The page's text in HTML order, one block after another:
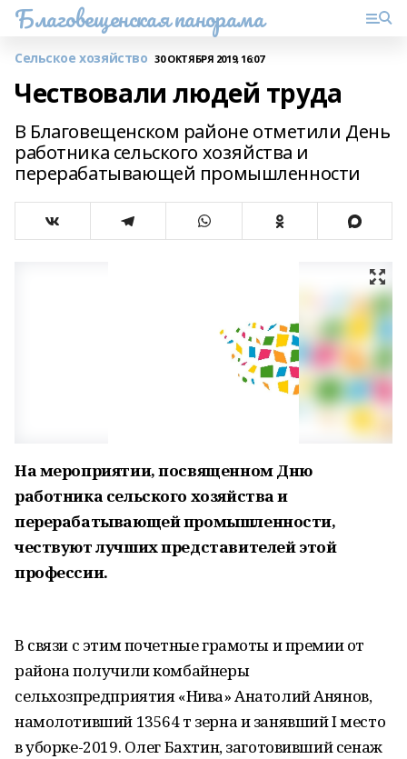
Благовещенская панорама
Сельское хозяйство 30 ОКТЯБРЯ 2019, 16:07
Чествовали людей труда
В Благовещенском районе отметили День
работника сельского хозяйства и
перерабатывающей промышленности
На мероприятии, посвященном Дню
работника сельского хозяйства и
перерабатывающей промышленности,
чествуют лучших представителей этой
профессии.
В связи с этим почетные грамоты и премии от
района получили комбайнеры
сельхозпредприятия «Нива» Анатолий Анянов,
намолотивший 13564 т зерна и занявший I место
в уборке-2019. Олег Бахтин, заготовивший сенаж